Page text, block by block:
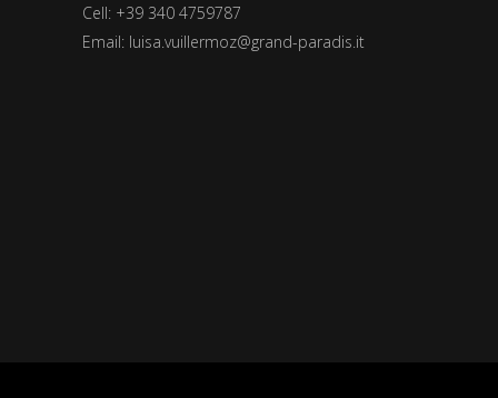
Cell: +39 340 4759787
Email: luisa.vuillermoz@grand-paradis.it